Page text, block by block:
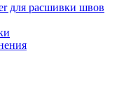
для расшивки швов